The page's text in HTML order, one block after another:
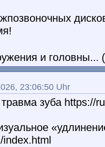
и
23:06:50 Uhr
зуба https://
index.html